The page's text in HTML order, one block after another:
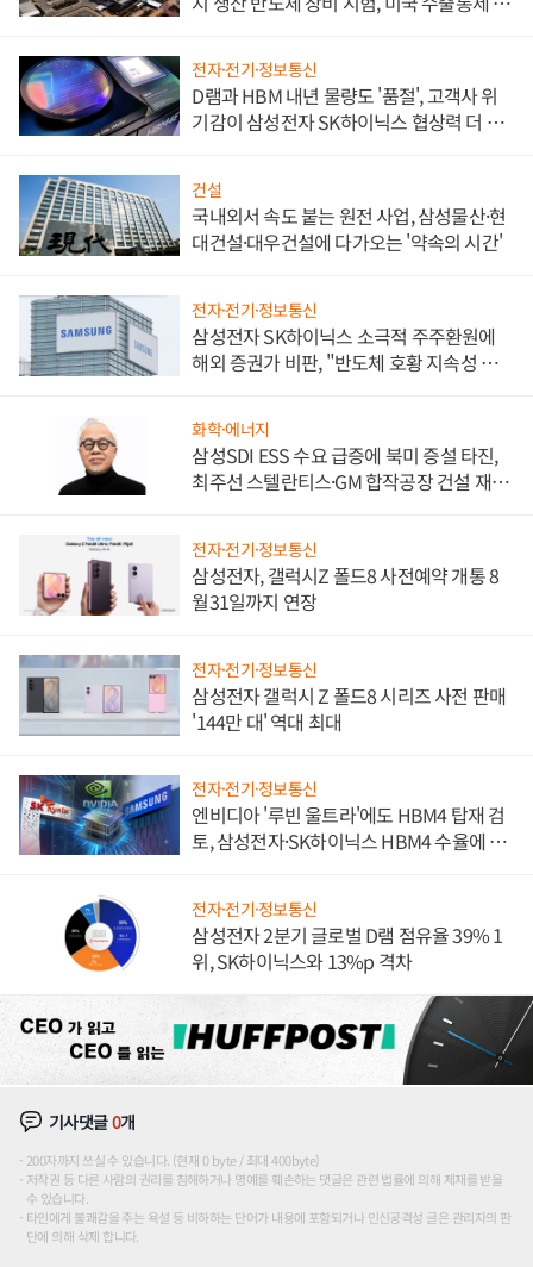
전자·전기·정보통신
D램과 HBM 내년 물량도 '품절', 고객사 위
기감이 삼성전자 SK하이닉스 협상력 더 키
건설
국내외서 속도 붙는 원전 사업, 삼성물산·현
대건설·대우건설에 다가오는 '약속의 시간'
전자·전기·정보통신
삼성전자 SK하이닉스 소극적 주주환원에
해외 증권가 비판, "반도체 호황 지속성 의
화학·에너지
삼성SDI ESS 수요 급증에 북미 증설 타진,
최주선 스텔란티스·GM 합작공장 건설 재추
전자·전기·정보통신
삼성전자, 갤럭시Z 폴드8 사전예약 개통 8
월31일까지 연장
전자·전기·정보통신
삼성전자 갤럭시 Z 폴드8 시리즈 사전 판매
'144만 대' 역대 최대
전자·전기·정보통신
엔비디아 '루빈 울트라'에도 HBM4 탑재 검
토, 삼성전자·SK하이닉스 HBM4 수율에 주
전자·전기·정보통신
삼성전자 2분기 글로벌 D램 점유율 39% 1
위, SK하이닉스와 13%p 격차
기사댓글0개
200자까지 쓰실 수 있습니다. (현재 0 byte / 최대 400byte)
저작권 등 다른 사람의 권리를 침해하거나 명예를 훼손하는 댓글은 관련 법률에 의해 제재를 받을
수 있습니다.
타인에게 불쾌감을 주는 욕설 등 비하하는 단어가 내용에 포함되거나 인신공격성 글은 관리자의 판
단에 의해 삭제 합니다.